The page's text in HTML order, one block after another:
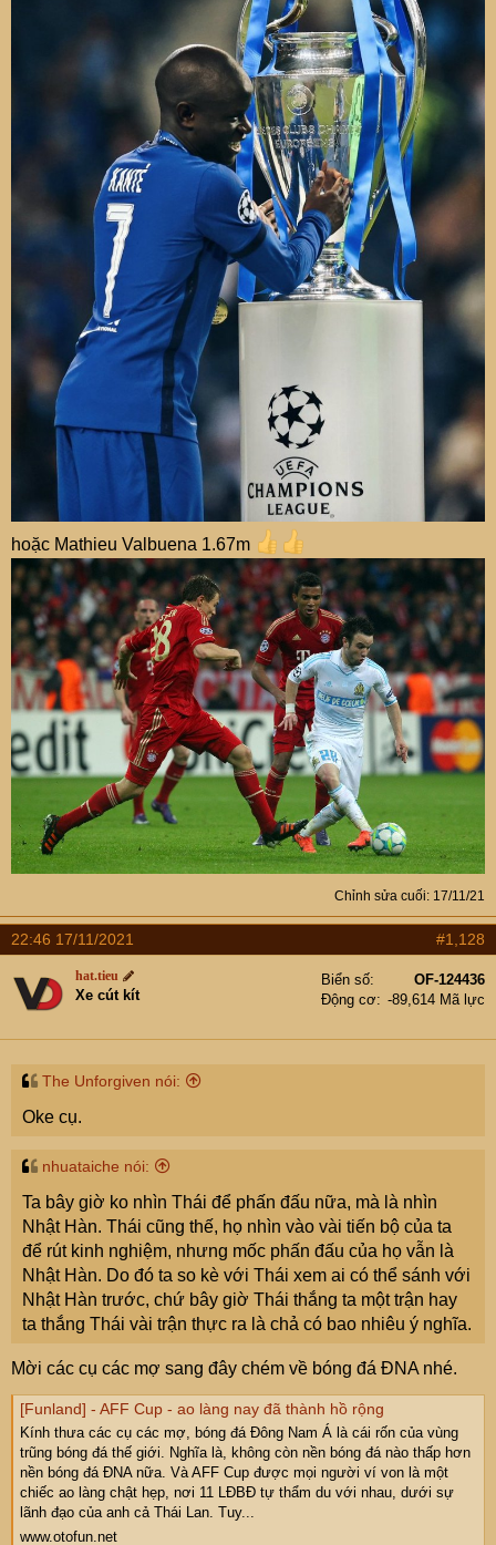
hoặc Mathieu Valbuena 1.67m
Chỉnh sửa cuối: 17/11/21
22:46 17/11/2021 #1,128
hat.tieu
Xe cút kít
Biển số
OF-124436
Động cơ
-89,614 Mã lực
The Unforgiven nói:
Oke cụ.
nhuataiche nói:
Ta bây giờ ko nhìn Thái để phấn đấu nữa, mà là nhìn
Nhật Hàn. Thái cũng thế, họ nhìn vào vài tiến bộ của ta
để rút kinh nghiệm, nhưng mốc phấn đấu của họ vẫn là
Nhật Hàn. Do đó ta so kè với Thái xem ai có thể sánh với
Nhật Hàn trước, chứ bây giờ Thái thắng ta một trận hay
ta thắng Thái vài trận thực ra là chả có bao nhiêu ý nghĩa.
Mời các cụ các mợ sang đây chém về bóng đá ĐNA nhé.
[Funland] - AFF Cup - ao làng nay đã thành hồ rộng
Kính thưa các cụ các mợ, bóng đá Đông Nam Á là cái rốn của vùng
trũng bóng đá thế giới. Nghĩa là, không còn nền bóng đá nào thấp hơn
nền bóng đá ĐNA nữa. Và AFF Cup được mọi người ví von là một
chiếc ao làng chật hẹp, nơi 11 LĐBĐ tự thẩm du với nhau, dưới sự
lãnh đạo của anh cả Thái Lan. Tuy...
www.otofun.net